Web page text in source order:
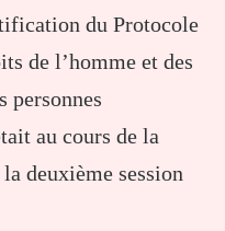
du Protocole
de l’homme et des
personnes
au cours de la
deuxième session